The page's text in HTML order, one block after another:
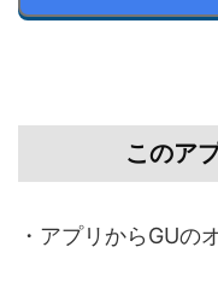
このア
・アプリからGUの